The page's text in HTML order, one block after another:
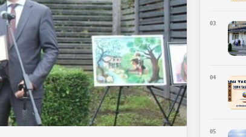
03
04
05